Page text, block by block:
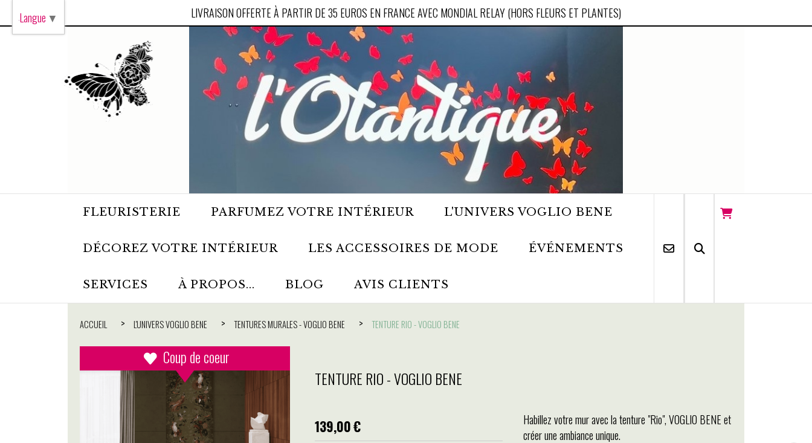
LIVRAISON OFFERTE À PARTIR DE 35 EUROS EN FRANCE AVEC MONDIAL RELAY (HORS FLEURS ET PLANTES)
FLEURISTERIE PARFUMEZ VOTRE INTÉRIEUR L'UNIVERS VOGLIO BENE
DÉCOREZ VOTRE INTÉRIEUR LES ACCESSOIRES DE MODE ÉVÉNEMENTS
SERVICES À PROPOS... BLOG AVIS CLIENTS
ACCUEIL L'UNIVERS VOGLIO BENE TENTURES MURALES - VOGLIO BENE TENTURE RIO - VOGLIO BENE
Coup de coeur
TENTURE RIO - VOGLIO BENE
139,00€
Habillez votre mur avec la tenture "Rio", VOGLIO BENE et
créer une ambiance unique.
Langue ▼